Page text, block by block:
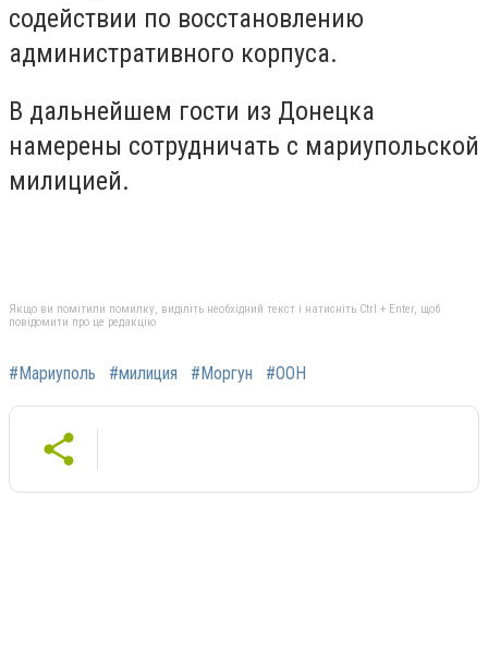
содействии по восстановлению
административного корпуса.
В дальнейшем гости из Донецка
намерены сотрудничать с мариупольской
милицией.
Якщо ви помітили помилку, виділіть необхідний текст і натисніть Ctrl + Enter, щоб
повідомити про це редакцію
#Мариуполь #милиция #Моргун #ООН